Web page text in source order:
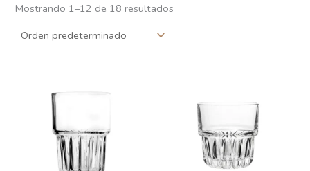
Mostrando 1–18 de 18 resultados